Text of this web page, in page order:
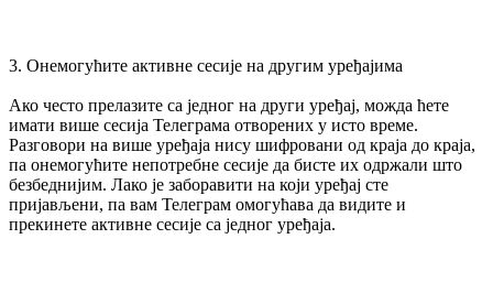
3. Онемогућите активне сесије на другим уређајима
Ако често прелазите са једног на други уређај, можда ћете
имати више сесија Телеграма отворених у исто време.
Разговори на више уређаја нису шифровани од краја до краја,
па онемогућите непотребне сесије да бисте их одржали што
безбеднијим. Лако је заборавити на који уређај сте
пријављени, па вам Телеграм омогућава да видите и
прекинете активне сесије са једног уређаја.